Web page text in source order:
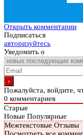
Открыть комментарии
Подписаться
авторизуйтесь
Уведомить о
Пожалуйста, войдите,
0 комментариев
Старые
Новые Популярные
Межтекстовые Отзывы